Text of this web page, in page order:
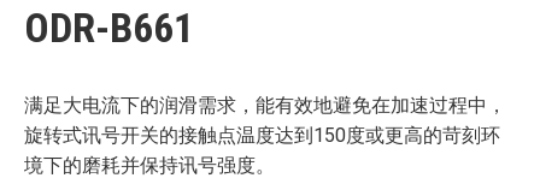
ODR-B661
满足大电流下的润滑需求，能有效地避免在加速过程中，
旋转式讯号开关的接触点温度达到150度或更高的苛刻环
境下的磨耗并保持讯号强度。